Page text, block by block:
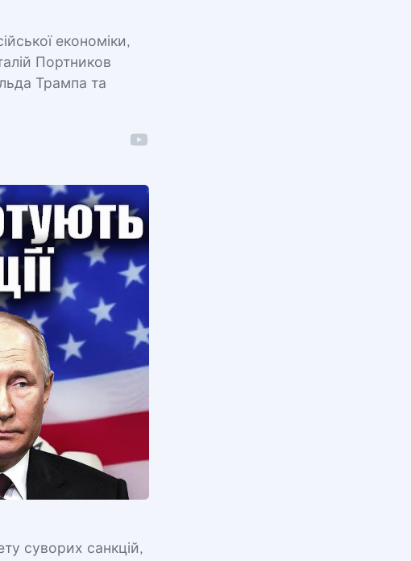
економіки,
Портников
Трампа та
суворих санкцій,